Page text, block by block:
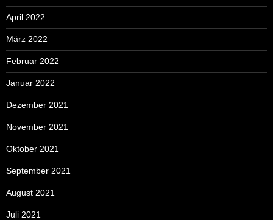
April 2022
März 2022
Februar 2022
Januar 2022
Dezember 2021
November 2021
Oktober 2021
September 2021
August 2021
Juli 2021